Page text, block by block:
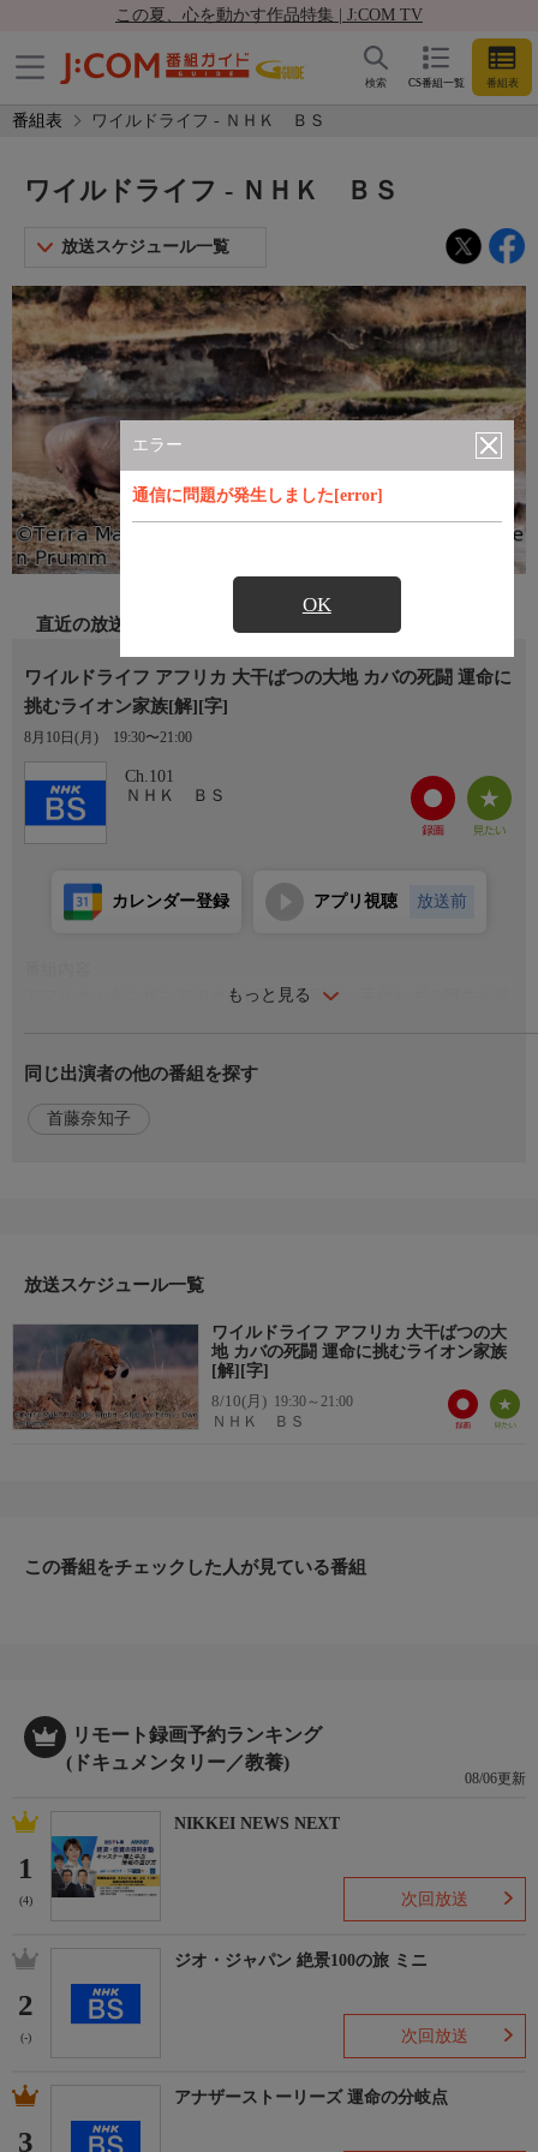
この夏、心を動かす作品特集 | J:COM TV
CS番組一覧 番組表
検索
番組表 ワイルドライフ - ＮＨＫ ＢＳ
エラー
通信に問題が発生しました[error]
OK
ワイルドライフ - ＮＨＫ ＢＳ
放送スケジュール一覧
直近の放送
ワイルドライフ アフリカ 大干ばつの大地 カバの死闘 運命に
挑むライオン家族[解][字]
8月10日(月) 19:30〜21:00
Ch.101
ＮＨＫ ＢＳ
もっと見る
カレンダー登録 アプリ視聴 放送前
アフリカ・タンザニアのカタビ国立公園は、手付かずの野生が息
度といわれる大干ばつに襲われ、飢えと乾きに苦しめられる過酷
な生存競争が始まる。牙を使った死闘を繰り広げる雄カバたち
や、ワニと獲物を争うライオンの群れ、子どもたちには命の危険
同じ出演者の他の番組を探す
首藤奈知子
放送スケジュール一覧
ワイルドライフ アフリカ 大干ばつの大
地 カバの死闘 運命に挑むライオン家族
[解][字]
8/10(月) 19:30～21:00
ＮＨＫ ＢＳ
この番組をチェックした人が見ている番組
リモート録画予約ランキング
(ドキュメンタリー／教養)
08/06更新
1
(4)
NIKKEI NEWS NEXT
次回放送
2
(-)
ジオ・ジャパン 絶景100の旅 ミニ
次回放送
3
アナザーストーリーズ 運命の分岐点